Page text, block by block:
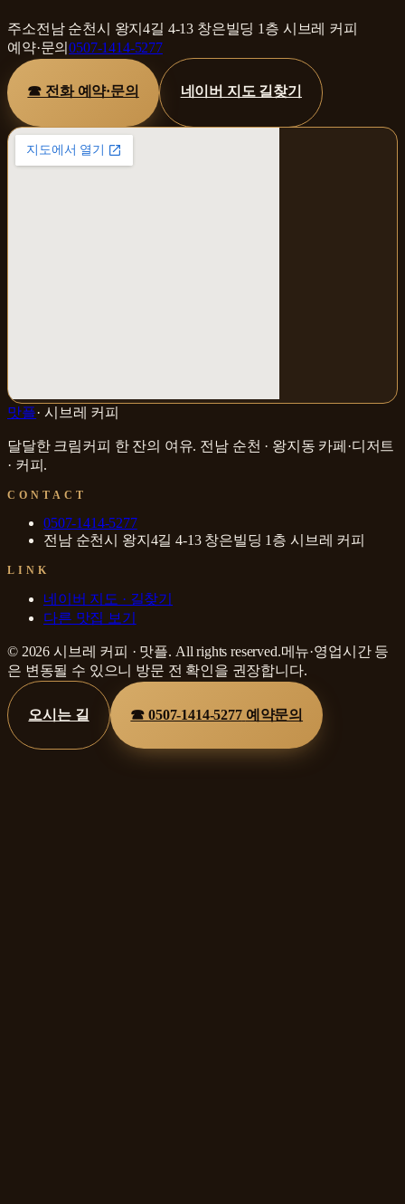
주소전남 순천시 왕지4길 4-13 창은빌딩 1층 시브레 커피
예약·문의0507-1414-5277
☎ 전화 예약·문의 네이버 지도 길찾기
맛플· 시브레 커피
달달한 크림커피 한 잔의 여유. 전남 순천 · 왕지동 카페·디저트
· 커피 .
CONTACT
0507-1414-5277
전남 순천시 왕지4길 4-13 창은빌딩 1층 시브레 커피
LINK
네이버 지도 · 길찾기
다른 맛집 보기
© 2026 시브레 커피 · 맛플. All rights reserved.메뉴·영업시간 등
은 변동될 수 있으니 방문 전 확인을 권장합니다.
오시는 길 ☎0507-1414-5277 예약문의